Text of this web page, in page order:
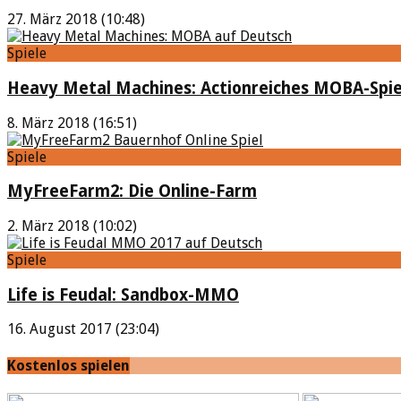
27. März 2018 (10:48)
Spiele
Heavy Metal Machines: Actionreiches MOBA-
8. März 2018 (16:51)
Spiele
MyFreeFarm2: Die Online-Farm
2. März 2018 (10:02)
Spiele
Life is Feudal: Sandbox-MMO
16. August 2017 (23:04)
Kostenlos spielen